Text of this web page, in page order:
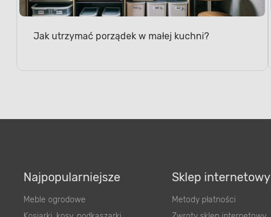
Jak utrzymać porządek w małej kuchni?
Najpopularniejsze
Meble ogrodowe
Sklep internetowy
Metody płatności